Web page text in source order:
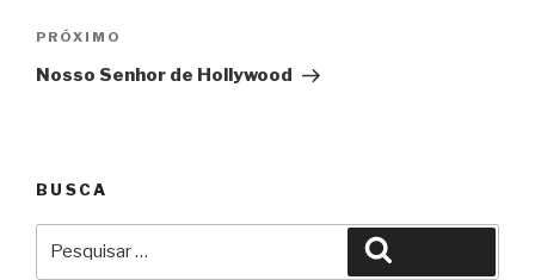
Próximo
PRÓXIMO
Nosso Senhor de Hollywood
BUSCA